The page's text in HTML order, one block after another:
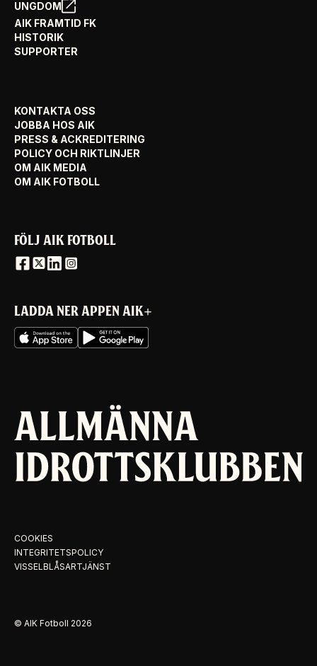
UNGDOM
AIK FRAMTID FK
HISTORIK
SUPPORTER
KONTAKTA OSS
JOBBA HOS AIK
PRESS & ACKREDITERING
POLICY OCH RIKTLINJER
OM AIK MEDIA
OM AIK FOTBOLL
FÖLJ AIK FOTBOLL
LADDA NER APPEN AIK+
COOKIES
INTEGRITETSPOLICY
VISSELBLÅSARTJÄNST
© AIK Fotboll 2026